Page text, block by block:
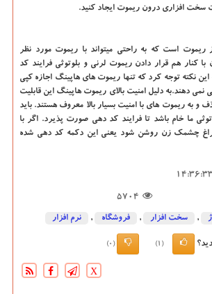
سخت افزاری درون ریموت ایجاد کنید.
ریموت است که به راحتی میتواند با ریموت مورد نظر
کنار هم قرار دادن ریموت لرنی و بلوتوثی فرایند کد
این نکته توجه کرد که تنها ریموت های هاپینگ اجازه کپی
نمی دهند.به دلیل امنیت بالای ریموت هاپینگ این قابلیت
و به ریموت های با امنیت بسیار بالا معروف هستند. باید
ما خام باشد تا فرایند کد دهی صورت پذیرد. اگر با
چشمک زن روشن شود یعنی این دکمه کد دهی شده
14:36:33
5704
, سخت افزار , فروشگاه , نرم افزار
(1)
(0)
X